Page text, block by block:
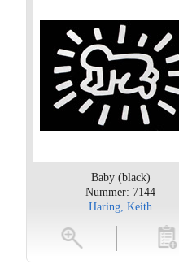
Baby (black)
Nummer: 7144
Haring, Keith
toevoegen